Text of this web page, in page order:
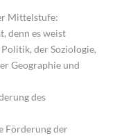
Mittelstufe:
denn es weist
der Soziologie,
Geographie und
des
Förderung der